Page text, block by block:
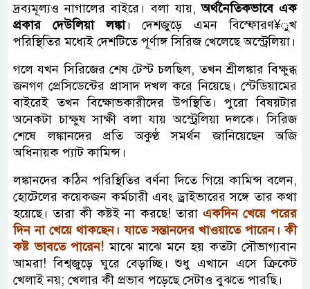
দ্রব্যমূল্যও নাগালের বাইরে। বলা যায়,অর্থনৈতিকভাবে এক
প্রকার দেউলিয়া লঙ্কা। দেশজুড়ে এমন বিস্ফোরণ¥ুখ
পরিস্থিতির মধ্যেই দেশটিতে পূর্ণাঙ্গ সিরিজ খেলেছে অস্ট্রেলিয়া।
গলে যখন সিরিজের শেষ টেস্ট চলছিল, তখন শ্রীলঙ্কার বিক্ষুব্ধ
জনগণ প্রেসিডেন্টের প্রাসাদ দখল করে নিয়েছে। স্টেডিয়ামের
বাইরেই তখন বিক্ষোভকারীদের উপস্থিতি। পুরো বিষয়টার
অনেকটা চাক্ষুষ সাক্ষী বলা যায় অস্ট্রেলিয়া দলকে। সিরিজ
শেষে লঙ্কানদের প্রতি অকুণ্ঠ সমর্থন জানিয়েছেন অজি
অধিনায়ক প্যাট কামিন্স।
লঙ্কানদের কঠিন পরিস্থিতির বর্ণনা দিতে গিয়ে কামিন্স বলেন,
হোটেলের কয়েকজন কর্মচারী এবং ড্রাইভারের সঙ্গে তার কথা
হয়েছে। তারা কী কষ্টই না করছে! তারা একদিন খেয়ে পরের
দিন না খেয়ে থাকছেন। যাতে সন্তানদের খাওয়াতে পারেন। কী
কষ্ট ভাবতে পারেন! মাঝে মাঝে মনে হয় কতটা সৌভাগ্যবান
আমরা! বিশ্বজুড়ে ঘুরে বেড়াচ্ছি। শুধু এখানে এসে ক্রিকেট
খেলাই নয়; খেলার কী প্রভাব পড়েছে সেটাও বুঝতে পারছি।